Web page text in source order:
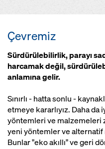
Çevremiz
Sürdürülebilirlik, parayı
harcamak değil,
anlamına gelir.
Sınırlı - hatta sonlu -
etmeye kararlıyız. Daha
yöntemleri ve malzemeleri
yeni yöntemler ve
Bunlar "eko akıllı" ve geri